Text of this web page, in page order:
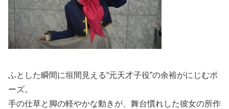
ふとした瞬間に垣間見える“元天才子役”の余裕がにじむポ
ーズ。
手の仕草と脚の軽やかな動きが、舞台慣れした彼女の所作